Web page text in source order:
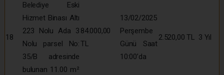
18
Belediye Eski
Hizmet Binası Altı
223 Nolu Ada 3
Nolu parsel No:
35/B adresinde
bulunan 11.00 m²
84.000,00
TL
13/02/2025
Perşembe
Günü Saat
10:00’da
2.520,00 TL 3 Yıl